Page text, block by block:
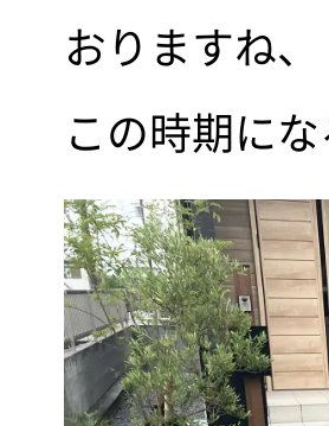
おりますね、
この時期に